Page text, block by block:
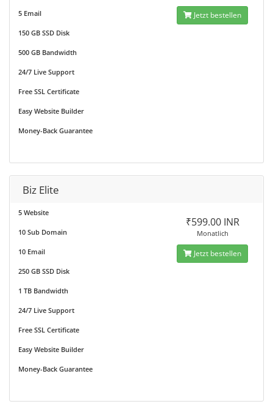
5 Email
150 GB SSD Disk
500 GB Bandwidth
24/7 Live Support
Free SSL Certificate
Easy Website Builder
Money-Back Guarantee
Jetzt bestellen
Biz Elite
5 Website
10 Sub Domain
10 Email
250 GB SSD Disk
1 TB Bandwidth
24/7 Live Support
Free SSL Certificate
Easy Website Builder
Money-Back Guarantee
₹599.00 INR
Monatlich
Jetzt bestellen